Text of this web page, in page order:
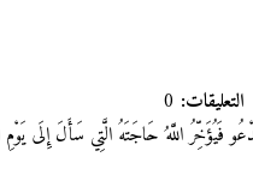
التعليقات:
فَيُؤَخِّرُ اللَّهُ حَاجَتَهُ الَّتِي سَأَلَ إِلَى